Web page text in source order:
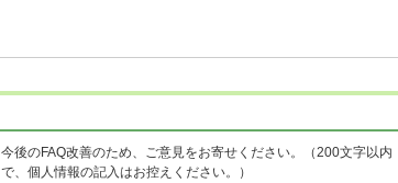
今後のFAQ改善のため、ご意見をお寄せください。（200文字以内
で、個人情報の記入はお控えください。）